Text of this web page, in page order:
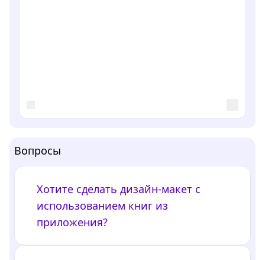
Вопросы
Хотите сделать дизайн-макет с
использованием книг из
приложения?